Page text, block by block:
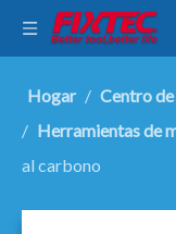
Hogar / Centro
/ Herramientas de
al carbono